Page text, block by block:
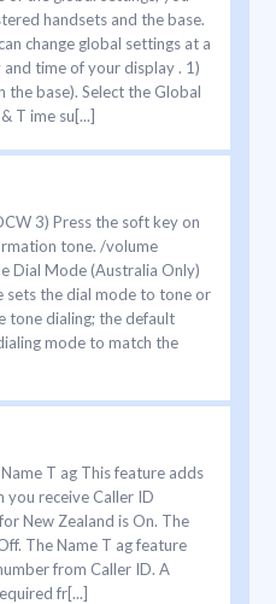
handsets and the base.
change global settings at a
time of your display . 1)
the base). Select the Global
T ime su[...]
3) Press the soft key on
tone. /volume
Dial Mode (Australia Only)
sets the dial mode to tone or
tone dialing; the default
mode to match the
T ag This feature adds
receive Caller ID
New Zealand is On. The
The Name T ag feature
from Caller ID. A
fr[...]